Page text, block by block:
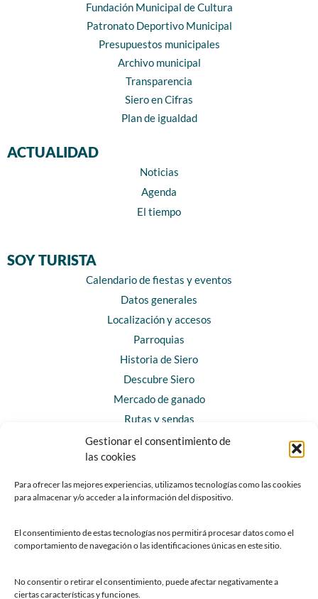
Gestionar el consentimiento de
las cookies
Para ofrecer las mejores experiencias, utilizamos tecnologías como las cookies
para almacenar y/o acceder a la información del dispositivo.
El consentimiento de estas tecnologías nos permitirá procesar datos como el
comportamiento de navegación o las identificaciones únicas en este sitio.
No consentir o retirar el consentimiento, puede afectar negativamente a
ciertas características y funciones.
Fundación Municipal de Cultura
Patronato Deportivo Municipal
Presupuestos municipales
Archivo municipal
Transparencia
Siero en Cifras
Plan de igualdad
ACTUALIDAD
Noticias
Agenda
El tiempo
SOY TURISTA
Calendario de fiestas y eventos
Datos generales
Localización y accesos
Parroquias
Historia de Siero
Descubre Siero
Mercado de ganado
Rutas y sendas
Horarios y contacto
Teléfonos de interés
Chatbot Siero
SEDES ELECTRÓNICAS
Sede del Ayuntamiento de Siero